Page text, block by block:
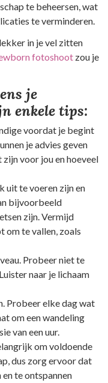
te beheersen, wat
te verminderen.
in je vel zitten
fotoshoot zou je
je
enkele tips:
voordat je begint
je advies geven
voor jou en hoeveel
uit te voeren zijn en
bijvoorbeeld
zijn. Vermijd
om te vallen, zoals
Probeer niet te
naar je lichaam
Probeer elke dag wat
om een wandeling
van een uur.
om voldoende
dus zorg ervoor dat
te ontspannen